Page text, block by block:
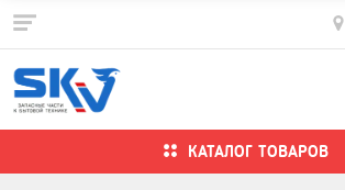
КАТАЛОГ ТОВАРОВ